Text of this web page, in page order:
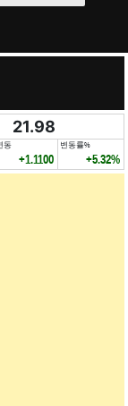
21.98
동
+1.1100
변동률%
+5.32%